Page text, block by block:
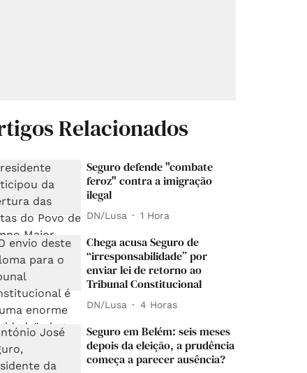
Relacionados
Seguro defende "combate
feroz" contra a imigração
ilegal
DN/Lusa 1 Hora
Chega acusa Seguro de
“irresponsabilidade” por
enviar lei de retorno ao
Tribunal Constitucional
DN/Lusa 4 Horas
Seguro em Belém: seis meses
depois da eleição, a prudência
começa a parecer ausência?